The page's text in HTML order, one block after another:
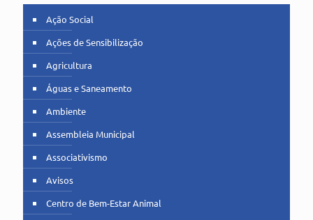
Ação Social
Ações de Sensibilização
Agricultura
Águas e Saneamento
Ambiente
Assembleia Municipal
Associativismo
Avisos
Centro de Bem-Estar Animal